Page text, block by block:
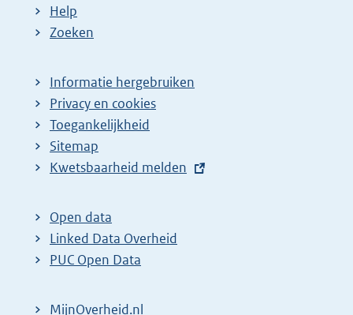
Help
Zoeken
Informatie hergebruiken
Privacy en cookies
Toegankelijkheid
Sitemap
E
t
e
r
Kwetsbaarheid melden
Open data
Linked Data Overheid
PUC Open Data
MijnOverheid.nl